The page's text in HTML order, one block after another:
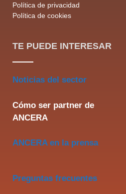
Política de privacidad
Política de cookies
TE PUEDE INTERESAR
Noticias del sector
Cómo ser partner de
ANCERA
ANCERA en la prensa
Preguntas frecuentes